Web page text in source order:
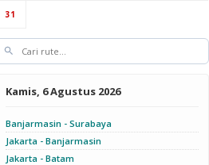
31
Kamis, 6 Agustus 2026
Banjarmasin - Surabaya
Jakarta - Banjarmasin
Jakarta - Batam